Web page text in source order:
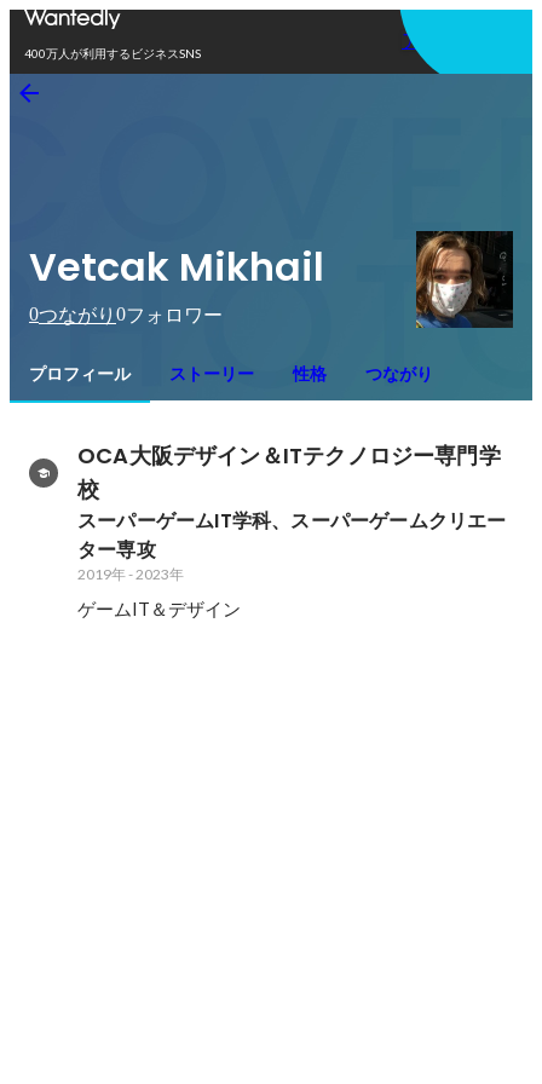
400万人が利用するビジネスSNS
アプリを使う
Vetcak Mikhail
0つながり 0フォロワー
プロフィール ストーリー 性格 つながり
OCA大阪デザイン＆ITテクノロジー専門学
校
スーパーゲームIT学科、スーパーゲームクリエー
ター専攻
2019年-2023年
ゲームIT＆デザイン